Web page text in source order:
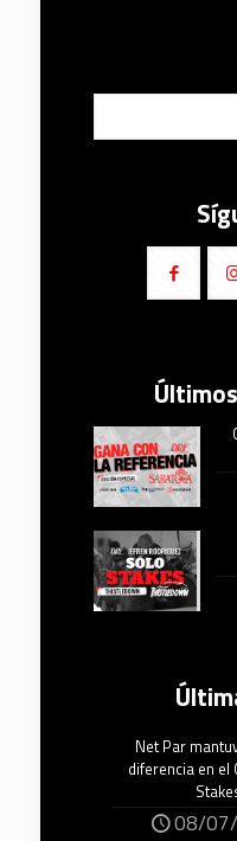
Net Par
diferencia en el
08/